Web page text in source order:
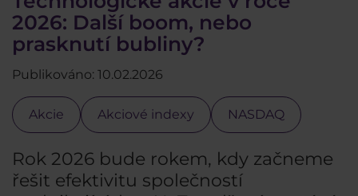
2026: Další boom, nebo
prasknutí bubliny?
Publikováno: 10.02.2026
Akcie Akciové indexy NASDAQ
Rok 2026 bude rokem, kdy začneme
řešit efektivitu společností